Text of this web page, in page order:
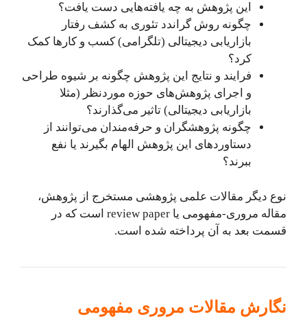
این پژوهش به چه یافته‌هایی دست یافت؟
چگونه روش گراندد تئوری به کشف رفتار
بازاریابی دیجیتالی (تلگرامی) کسب و کارها کمک
کرد؟
فرایند و نتایج این پژوهش چگونه بر شیوه طراحی
و اجرای پژوهش‌های حوزه موردنظر (مثلا
بازاریابی دیجیتالی)‌ تاثیر می‌گذارند؟
چگونه پژوهشگران و حرفه‌مندان می‌توانند از
دستاوردهای این پژوهش الهام بگیرند یا نفع
ببرند؟
نوع دیگر مقالات علمی پژوهشی مستخرج از پژوهش،
مقاله مروری-مفهومی یا review paper است که در
قسمت بعد به آن پرداخته شده است.
نگارش مقالات مروری مفهومی